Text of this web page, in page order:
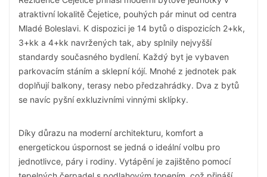
atraktivní lokalitě Čejetice, pouhých pár minut od centra
Mladé Boleslavi. K dispozici je 14 bytů o dispozicích 2+kk,
3+kk a 4+kk navržených tak, aby splnily nejvyšší
standardy současného bydlení. Každý byt je vybaven
parkovacím stáním a sklepní kójí. Mnohé z jednotek pak
doplňují balkony, terasy nebo předzahrádky. Dva z bytů
se navíc pyšní exkluzivními vinnými sklípky.
Díky důrazu na moderní architekturu, komfort a
energetickou úspornost se jedná o ideální volbu pro
jednotlivce, páry i rodiny. Vytápění je zajištěno pomocí